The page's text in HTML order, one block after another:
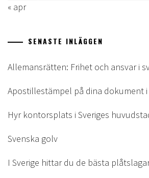
« apr
SENASTE INLÄGGEN
Allemansrätten: Frihet och ansvar i
Apostillestämpel på dina dokument i
Hyr kontorsplats i Sveriges
Svenska golv
I Sverige hittar du de bästa